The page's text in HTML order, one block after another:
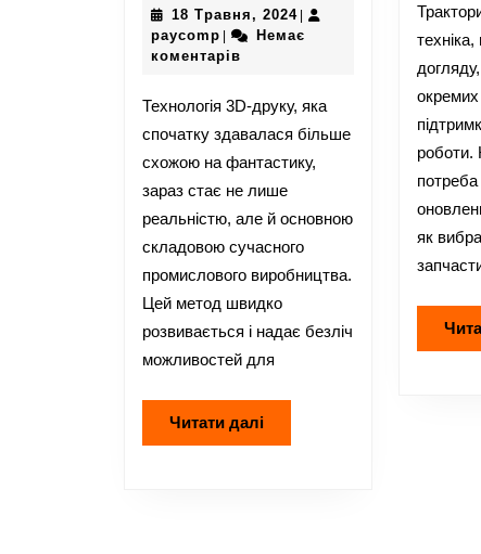
друку
промисловому
виробництві:
можливості
та
застосування
18 Травня, 202418
Травня,
|
paycomp paycomp
|
Немає
коментарів
Технологія 3D-друку, яка
спочатку здавалася більше
схожою на фантастику,
зараз стає не лише
реальністю, але й основною
складовою сучасного
промислового виробництва.
Цей метод швидко
розвивається і надає безліч
можливостей для
Читати даліЧитати
далі
роботи.
як